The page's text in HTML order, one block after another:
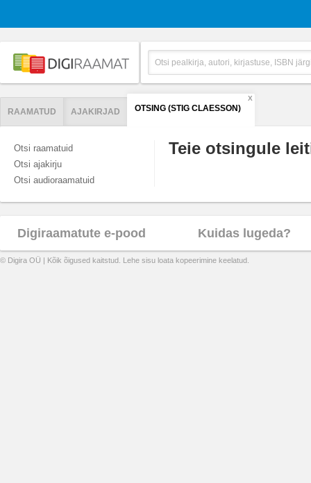
RAAMATUD AJAKIRJAD OTSING (STIG CLAESSON)
X
Otsi raamatuid
Otsi ajakirju
Otsi audioraamatuid
Teie otsingule
Digiraamatute e-pood Kuidas lugeda?
© Digira OÜ | Kõik õigused kaitstud. Lehe sisu loata kopeerimine keelatud.